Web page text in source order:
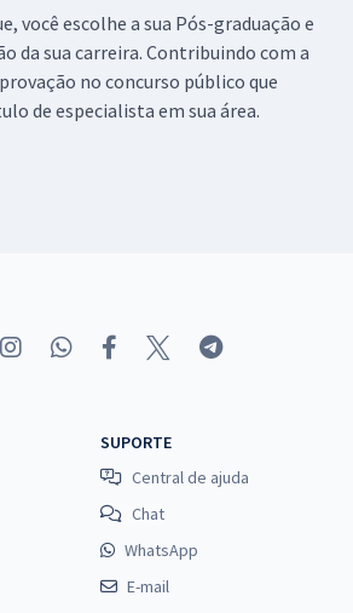
você escolhe a sua Pós-graduação e
da sua carreira. Contribuindo com a
no concurso público que
de especialista em sua área.
SUPORTE
Central de ajuda
Chat
WhatsApp
E-mail